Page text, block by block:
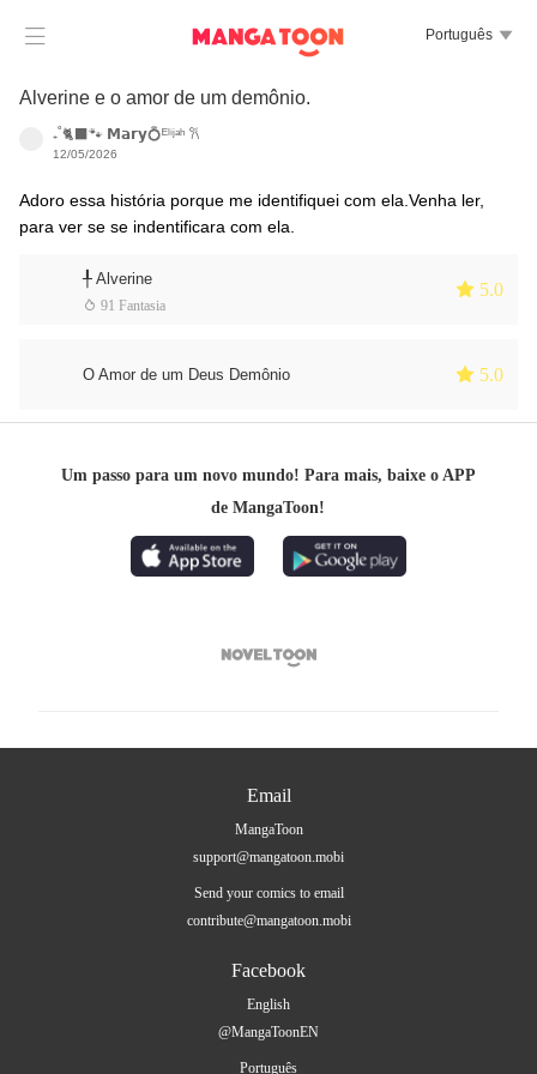
 Português 
Alverine e o amor de um demônio.
₊˚🐈‍⬛🐾 𝗠𝗮𝗿𝘆💍ᴱˡⁱʲᵃʰ 𐙚
12/05/2026
Adoro essa história porque me identifiquei com ela.Venha ler,
para ver se se indentificara com ela.
╀ Alverine
 91 Fantasia
 5.0
O Amor de um Deus Demônio  5.0
Um passo para um novo mundo! Para mais, baixe o APP
de MangaToon!

Email
MangaToon
support@mangatoon.mobi
Send your comics to email
contribute@mangatoon.mobi
Facebook
English
@MangaToonEN
Português